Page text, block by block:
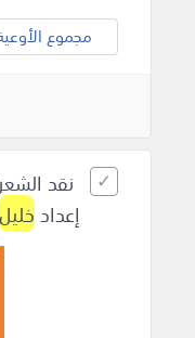
مجموع
نقد
إعدادخليل